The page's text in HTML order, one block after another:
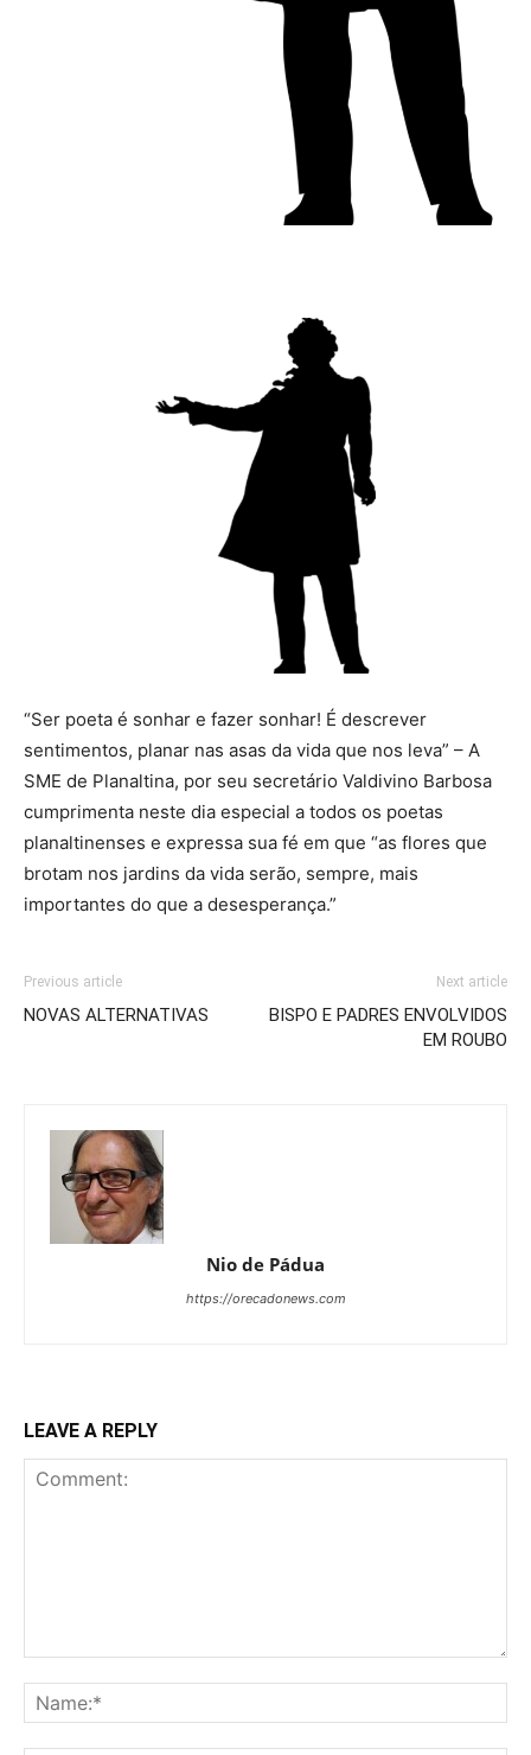
“Ser poeta é sonhar e fazer sonhar! É descrever
sentimentos, planar nas asas da vida que nos leva” – A
SME de Planaltina, por seu secretário Valdivino Barbosa
cumprimenta neste dia especial a todos os poetas
planaltinenses e expressa sua fé em que “as flores que
brotam nos jardins da vida serão, sempre, mais
importantes do que a desesperança.”
Previous article
NOVAS ALTERNATIVAS
Next article
BISPO E PADRES ENVOLVIDOS
EM ROUBO
Nio de Pádua
https://orecadonews.com
LEAVE A REPLY